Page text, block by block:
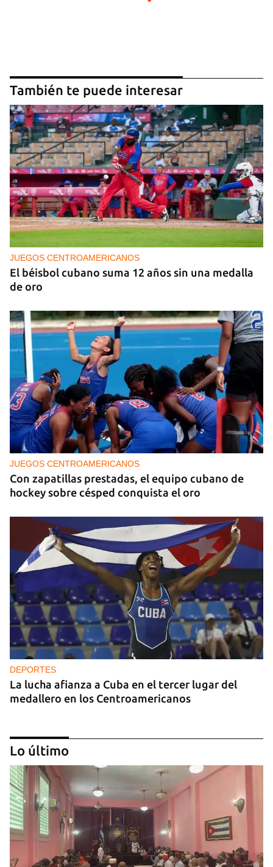
También te puede interesar
JUEGOS CENTROAMERICANOS
El béisbol cubano suma 12 años sin una medalla
de oro
JUEGOS CENTROAMERICANOS
Con zapatillas prestadas, el equipo cubano de
hockey sobre césped conquista el oro
DEPORTES
La lucha afianza a Cuba en el tercer lugar del
medallero en los Centroamericanos
Lo último